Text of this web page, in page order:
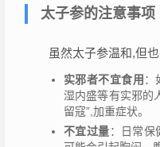
太子参的注意事项
虽然太子参温和,但
实邪者不宜食用 ：
湿内盛等有实邪的
留寇”,加重症状。
不宜过量：日常保